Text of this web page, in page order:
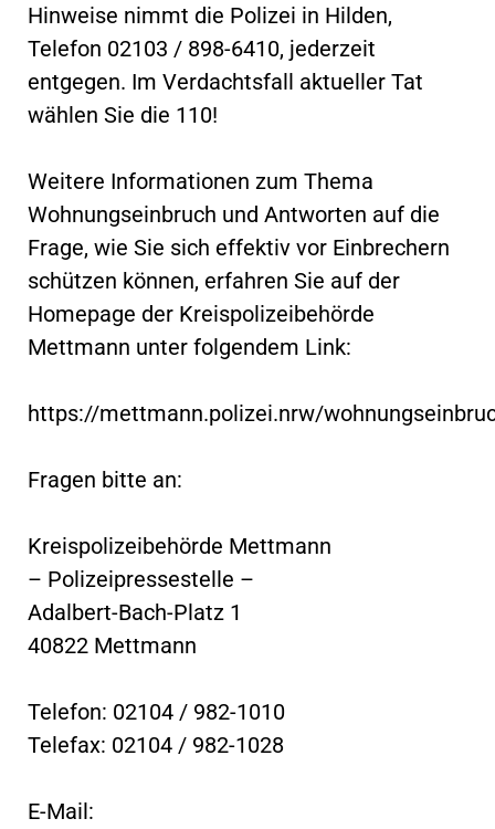
Hinweise nimmt die Polizei in Hilden,
Telefon 02103 / 898-6410, jederzeit
entgegen. Im Verdachtsfall aktueller Tat
wählen Sie die 110!
Weitere Informationen zum Thema
Wohnungseinbruch und Antworten auf die
Frage, wie Sie sich effektiv vor Einbrechern
schützen können, erfahren Sie auf der
Homepage der Kreispolizeibehörde
Mettmann unter folgendem Link:
https://mettmann.polizei.nrw/
Fragen bitte an:
Kreispolizeibehörde Mettmann
– Polizeipressestelle –
Adalbert-Bach-Platz 1
40822 Mettmann
Telefon: 02104 / 982-1010
Telefax: 02104 / 982-1028
E-Mail: